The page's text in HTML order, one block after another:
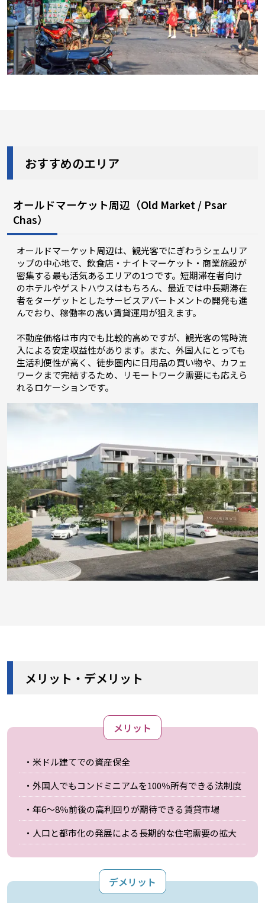
おすすめのエリア
オールドマーケット周辺（Old Market / Psar
Chas）
オールドマーケット周辺は、観光客でにぎわうシェムリア
ップの中心地で、飲食店・ナイトマーケット・商業施設が
密集する最も活気あるエリアの1つです。短期滞在者向け
のホテルやゲストハウスはもちろん、最近では中長期滞在
者をターゲットとしたサービスアパートメントの開発も進
んでおり、稼働率の高い賃貸運用が狙えます。
不動産価格は市内でも比較的高めですが、観光客の常時流
入による安定収益性があります。また、外国人にとっても
生活利便性が高く、徒歩圏内に日用品の買い物や、カフェ
ワークまで完結するため、リモートワーク需要にも応えら
れるロケーションです。
メリット・デメリット
メリット
・米ドル建てでの資産保全
・外国人でもコンドミニアムを100％所有できる法制度
・年6〜8％前後の高利回りが期待できる賃貸市場
・人口と都市化の発展による長期的な住宅需要の拡大
デメリット